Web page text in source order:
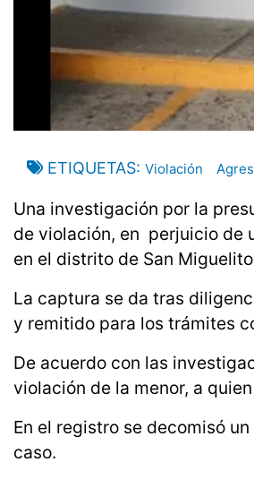
ETIQUETAS Violación
Una investigación por la
de violación, en perjuicio de
en el distrito de San
La captura se da tras
y remitido para los trámites
De acuerdo con las
violación de la menor, a
En el registro se decomisó
caso.